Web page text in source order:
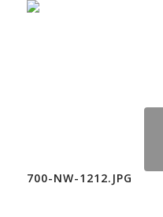
700-NW-1212.JPG